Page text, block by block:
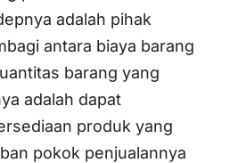
adalah pihak
antara biaya barang
barang yang
adalah dapat
produk yang
pokok penjualannya